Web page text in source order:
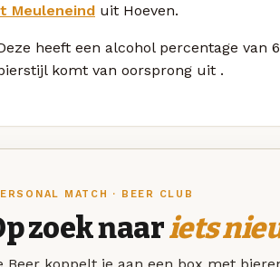
Meuleneind uit Hoeven.
heeft een alcohol percentage van
komt van oorsprong uit .
MATCH · BEER CLUB
zoek naariets